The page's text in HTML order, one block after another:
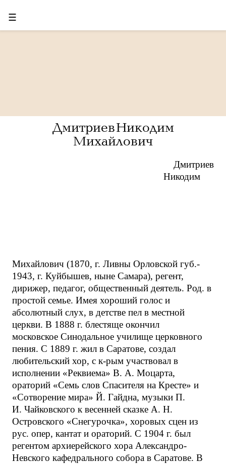
☰
Дмитриев Никодим
Михайлович
Дмитриев
Никодим
Михайлович (1870, г. Ливны Орловской губ.-
1943, г. Куйбышев, ныне Самара), регент,
дирижер, педагог, общественный деятель. Род. в
простой семье. Имея хороший голос и
абсолютный слух, в детстве пел в местной
церкви. В 1888 г. блестяще окончил
московское Синодальное училище церковного
пения. С 1889 г. жил в Саратове, создал
любительский хор, с к-рым участвовал в
исполнении «Реквиема» В. А. Моцарта,
ораторий «Семь слов Спасителя на Кресте» и
«Сотворение мира» Й. Гайдна, музыки П.
И. Чайковского к весенней сказке А. Н.
Островского «Снегурочка», хоровых сцен из
рус. опер, кантат и ораторий. С 1904 г. был
регентом архиерейского хора Александро-
Невского кафедрального собора в Саратове. В